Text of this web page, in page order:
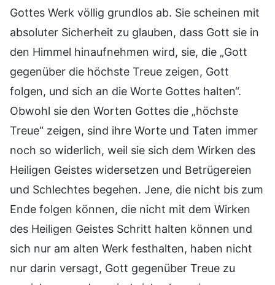
Gottes Werk völlig grundlos ab. Sie scheinen mit
absoluter Sicherheit zu glauben, dass Gott sie in
den Himmel hinaufnehmen wird, sie, die „Gott
gegenüber die höchste Treue zeigen, Gott
folgen, und sich an die Worte Gottes halten“.
Obwohl sie den Worten Gottes die „höchste
Treue“ zeigen, sind ihre Worte und Taten immer
noch so widerlich, weil sie sich dem Wirken des
Heiligen Geistes widersetzen und Betrügereien
und Schlechtes begehen. Jene, die nicht bis zum
Ende folgen können, die nicht mit dem Wirken
des Heiligen Geistes Schritt halten können und
sich nur am alten Werk festhalten, haben nicht
nur darin versagt, Gott gegenüber Treue zu